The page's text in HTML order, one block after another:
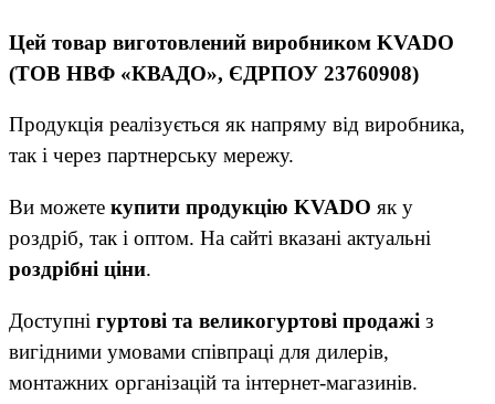
Цей товар виготовлений виробником KVADO
(ТОВ НВФ «КВАДО», ЄДРПОУ 23760908)
Продукція реалізується як напряму від виробника,
так і через партнерську мережу.
Ви можете купити продукцію KVADO як у
роздріб, так і оптом. На сайті вказані актуальні
роздрібні ціни.
Доступні гуртові та великогуртові продажі з
вигідними умовами співпраці для дилерів,
монтажних організацій та інтернет-магазинів.